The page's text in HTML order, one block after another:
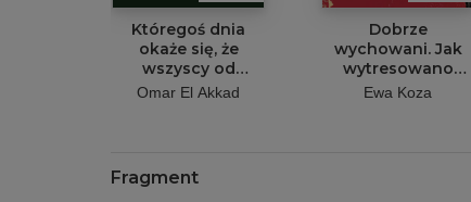
Któregoś dnia
okaże się, że
wszyscy od
zawsze byli
Omar El Akkad
Dobrze
wychowani. Jak
wytresowano
milenialsów
Ewa Koza
Fragment